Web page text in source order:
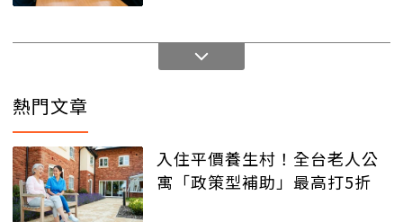
熱門文章
入住平價養生村！全台老人公
寓「政策型補助」最高打5折